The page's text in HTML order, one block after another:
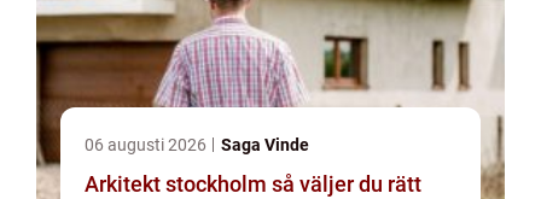
06 augusti 2026 Saga Vinde
Arkitekt stockholm så väljer du rätt